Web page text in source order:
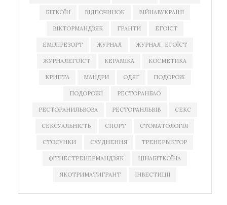
БІТКОЇН ВІДПОЧИНОК ВІЙНАВУКРАЇНІ
ВІКТОРМАНДЗЯК ГРАНТИ ЕГОЇСТ
ЕМІЛІРЕЗОРТ ЖУРНАЛ ЖУРНАЛ_ЕГОЇСТ
ЖУРНАЛЕГОЇСТ КЕРАМІКА КОСМЕТИКА
КРИПТА МАНДРИ ОДЯГ ПОДОРОЖ
ПОДОРОЖІ РЕСТОРАНБАО
РЕСТОРАНИЛЬВОВА РЕСТОРАНЛЬВІВ СЕКС
СЕКСУАЛЬНІСТЬ СПОРТ СТОМАТОЛОГІЯ
СТОСУНКИ СХУДНЕННЯ ТРЕНЕРВІКТОР
ФІТНЕСТРЕНЕРМАНДЗЯК ЦІНАБІТКОЇНА
ЯКОТРИМАТИГРАНТ ІНВЕСТИЦІЇ